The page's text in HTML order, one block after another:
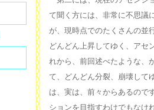
て聞く方には、非常に不思議
が、現時点でのたくさんの並
どんどん上昇してゆく、アセ
れから、前回述べたような、
て、どんどん分裂、崩壊して
は、実は、前々からあるので
ションを目指すわけでもなけ